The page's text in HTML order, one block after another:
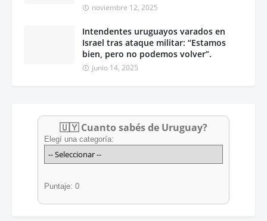
noviembre 12, 2025
Intendentes uruguayos varados en
Israel tras ataque militar: “Estamos
bien, pero no podemos volver”.
junio 14, 2025
🇺🇾 Cuanto sabés de Uruguay?
Elegí una categoría:
Puntaje: 0